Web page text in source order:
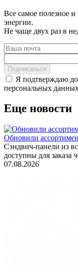
Все самое полезное и
энергии.
Не чаще двух раз в
Подписаться
Я подтверждаю
персональных
Еще новости
Обновили
Сэндвич-панели из
доступны для заказа
07.08.2026